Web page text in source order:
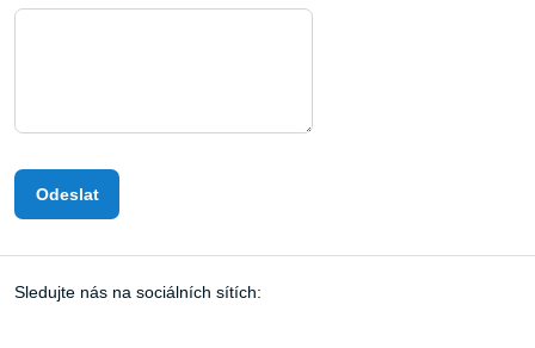
Odeslat
Sledujte nás na sociálních sítích: